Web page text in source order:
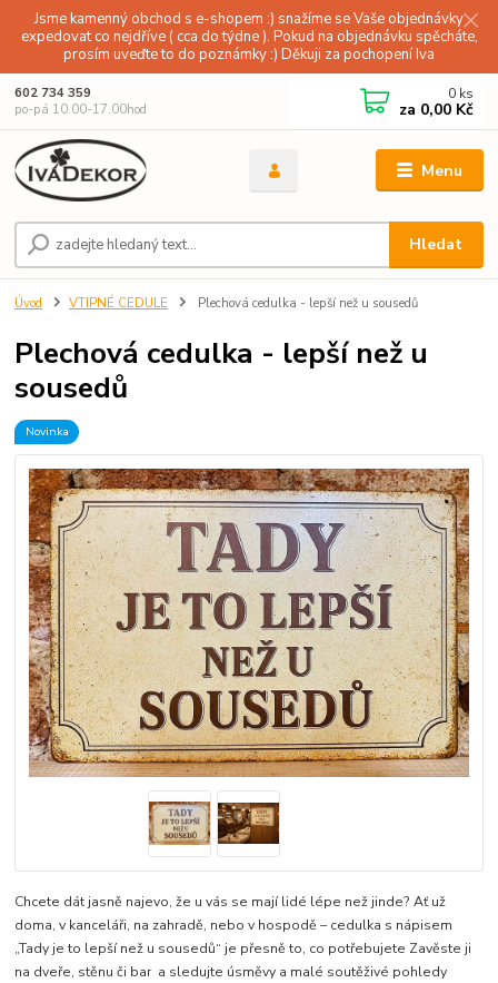
Jsme kamenný obchod s e-shopem :) snažíme se Vaše objednávky
expedovat co nejdříve ( cca do týdne ). Pokud na objednávku spěcháte,
prosím uveďte to do poznámky :) Děkuji za pochopení Iva
Menu
Hledat
602 734 359
po-pá 10.00-17.00hod
0 ks
za 0,00 Kč
Úvod VTIPNÉ CEDULE Plechová cedulka - lepší než u sousedů
Plechová cedulka - lepší než u
sousedů
Novinka
Chcete dát jasně najevo, že u vás se mají lidé lépe než jinde? Ať už
doma, v kanceláři, na zahradě, nebo v hospodě – cedulka s nápisem
„Tady je to lepší než u sousedů“ je přesně to, co potřebujete Zavěste ji
na dveře, stěnu či bar a sledujte úsměvy a malé soutěživé pohledy